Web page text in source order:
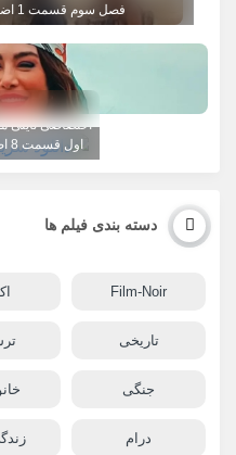
فصل سوم قسمت 1 اضافه شد }
اختصاصی تاینی
اول قسمت 8 اضافه شد }
دسته بندی فیلم ها
Film-Noir
تاریخی
جنگی
درام